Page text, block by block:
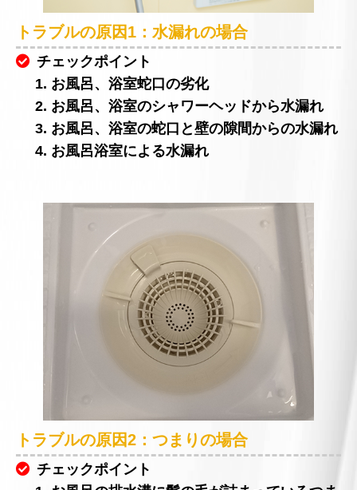
トラブルの原因1：水漏れの場合
チェックポイント
1. お風呂、浴室蛇口の劣化
2. お風呂、浴室のシャワーヘッドから水漏れ
3. お風呂、浴室の蛇口と壁の隙間からの水漏れ
4. お風呂浴室による水漏れ
トラブルの原因2：つまりの場合
チェックポイント